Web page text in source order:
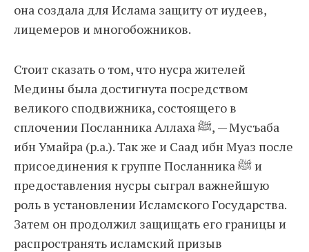
она создала для Ислама защиту от иудеев,
лицемеров и многобожников.
Стоит сказать о том, что нусра жителей
Медины была достигнута посредством
великого сподвижника, состоящего в
сплочении Посланника Аллаха ﷺ, — Мусъаба
ибн Умайра (р.а.). Так же и Саад ибн Муаз после
присоединения к группе Посланника ﷺ и
предоставления нусры сыграл важнейшую
роль в установлении Исламского Государства.
Затем он продолжил защищать его границы и
распространять исламский призыв